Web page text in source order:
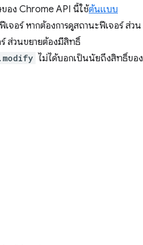
ของ Chrome API นี้ใช้ต้นแบบ
จอร์ หากต้องการดูสถานะฟีเจอร์ ส่วน
ส่วนขยายต้องมีสิทธิ์
ไม่ได้บอกเป็นนัยถึงสิทธิ์ของ